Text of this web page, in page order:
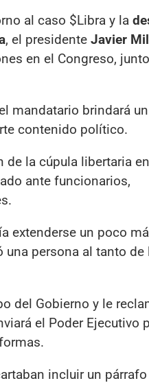
al caso $Libra y la
, el presidente Javier
en el Congreso,
mandatario brindará
contenido político.
de la cúpula libertaria
ante funcionarios,
extenderse un poco
persona al tanto de
del Gobierno y le
el Poder Ejecutivo
incluir un